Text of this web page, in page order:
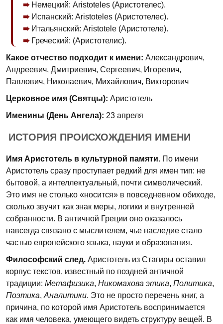
Немецкий: Aristoteles (Аристотелес).
Испанский: Aristoteles (Аристотелес).
Итальянский: Aristotele (Аристотеле).
Греческий: (Аристотелис).
Какое отчество подходит к имени: Александрович,
Андреевич, Дмитриевич, Сергеевич, Игоревич,
Павлович, Николаевич, Михайлович, Викторович
Церковное имя (Святцы): Аристотель
Именины (День Ангела): 23 апреля
ИСТОРИЯ ПРОИСХОЖДЕНИЯ ИМЕНИ
Имя Аристотель в культурной памяти. По имени
Аристотель сразу проступает редкий для имен тип: не
бытовой, а интеллектуальный, почти символический.
Это имя не столько «носится» в повседневном обиходе,
сколько звучит как знак меры, логики и внутренней
собранности. В античной Греции оно оказалось
навсегда связано с мыслителем, чье наследие стало
частью европейского языка, науки и образования.
Философский след. Аристотель из Стагиры оставил
корпус текстов, известный по поздней античной
традиции: Метафизика, Никомахова этика, Политика,
Поэтика, Аналитики. Это не просто перечень книг, а
причина, по которой имя Аристотель воспринимается
как имя человека, умеющего видеть структуру вещей. В